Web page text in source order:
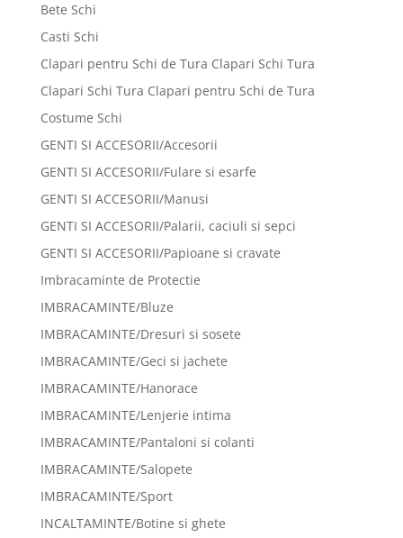
Bete Schi
Casti Schi
Clapari pentru Schi de Tura Clapari Schi Tura
Clapari Schi Tura Clapari pentru Schi de Tura
Costume Schi
GENTI SI ACCESORII/Accesorii
GENTI SI ACCESORII/Fulare si esarfe
GENTI SI ACCESORII/Manusi
GENTI SI ACCESORII/Palarii, caciuli si sepci
GENTI SI ACCESORII/Papioane si cravate
Imbracaminte de Protectie
IMBRACAMINTE/Bluze
IMBRACAMINTE/Dresuri si sosete
IMBRACAMINTE/Geci si jachete
IMBRACAMINTE/Hanorace
IMBRACAMINTE/Lenjerie intima
IMBRACAMINTE/Pantaloni si colanti
IMBRACAMINTE/Salopete
IMBRACAMINTE/Sport
INCALTAMINTE/Botine si ghete